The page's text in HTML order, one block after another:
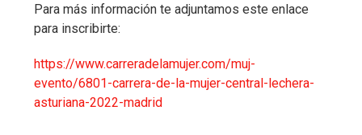
Para más información te adjuntamos este enlace
para inscribirte:
https://www.carreradelamujer.com/muj-
evento/6801-carrera-de-la-mujer-central-lechera-
asturiana-2022-madrid